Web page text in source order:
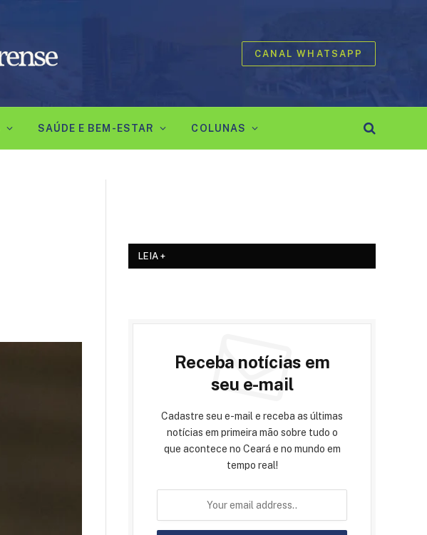
CANAL WHATSAPP
SAÚDE E BEM-ESTAR COLUNAS
LEIA +
Receba notícias em
seu e-mail
Cadastre seu e-mail e receba as últimas
notícias em primeira mão sobre tudo o
que acontece no Ceará e no mundo em
tempo real!